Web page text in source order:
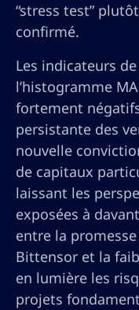
“stress test”
confirmé.
Les indicateurs
l’histogramme
fortement
persistante des
nouvelle
de capitaux
laissant les
exposées à
entre la
Bittensor et la
en lumière les
projets